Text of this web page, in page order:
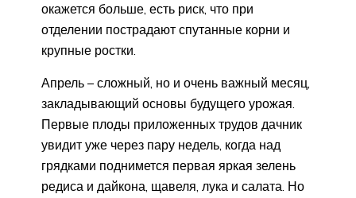
окажется больше, есть риск, что при
отделении пострадают спутанные корни и
крупные ростки.
Апрель – сложный, но и очень важный месяц,
закладывающий основы будущего урожая.
Первые плоды приложенных трудов дачник
увидит уже через пару недель, когда над
грядками поднимется первая яркая зелень
редиса и дайкона, щавеля, лука и салата. Но